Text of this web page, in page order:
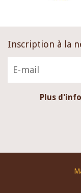
Inscription à la
Plus